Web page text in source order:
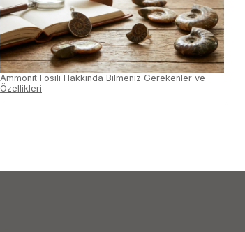
Ammonit Fosili Hakkında Bilmeniz Gerekenler ve
Özellikleri